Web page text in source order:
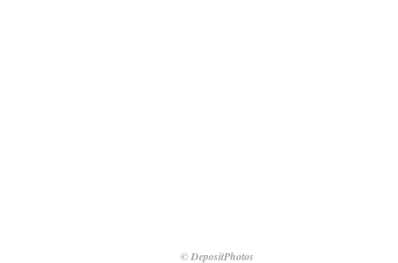
© DepositPhotos